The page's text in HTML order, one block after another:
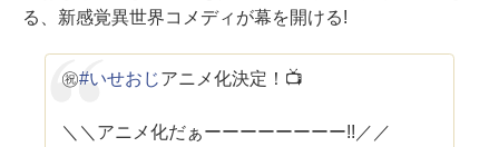
る、新感覚異世界コメディが幕を開ける!
㊗️#いせおじアニメ化決定！📺
＼＼アニメ化だぁーーーーーーーー!!／／